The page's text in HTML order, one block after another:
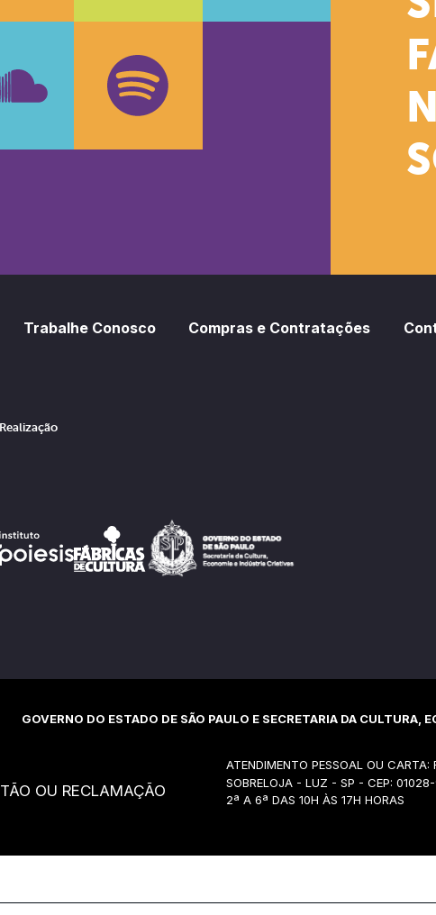
Instagram
Trabalhe Conosco Compras e Contratações
Realização
GOVERNO DO ESTADO DE SÃO PAULO E SECRETARIA DA CULTURA,
OU RECLAMAÇÃO
ATENDIMENTO PESSOAL OU CARTA:
SOBRELOJA - LUZ - SP - CEP:
2ª A 6ª DAS 10H ÀS 17H HORAS